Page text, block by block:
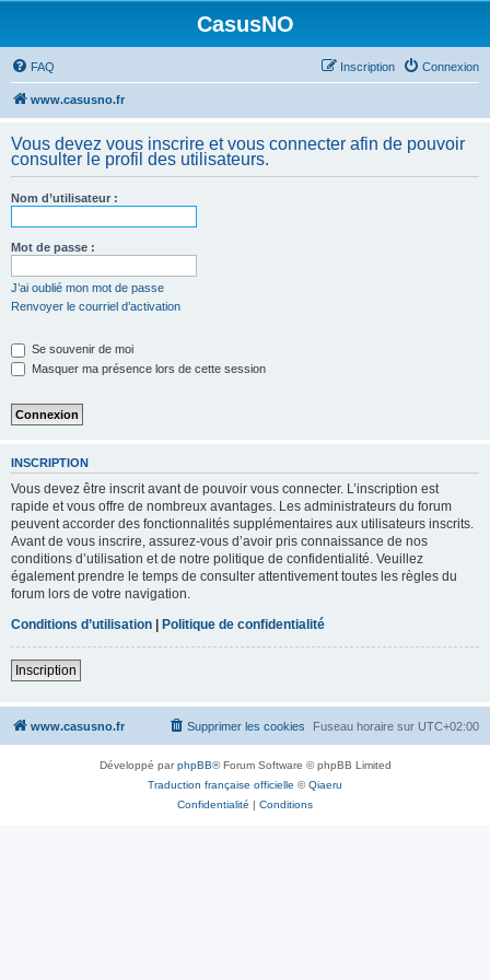
CasusNO
FAQ Connexion
Inscription
www.casusno.fr
Vous devez vous inscrire et vous connecter afin de pouvoir
consulter le profil des utilisateurs.
Nom d’utilisateur :
Mot de passe :
J’ai oublié mon mot de passe
Renvoyer le courriel d’activation
Se souvenir de moi
Masquer ma présence lors de cette session
INSCRIPTION
Vous devez être inscrit avant de pouvoir vous connecter. L’inscription est
rapide et vous offre de nombreux avantages. Les administrateurs du forum
peuvent accorder des fonctionnalités supplémentaires aux utilisateurs inscrits.
Avant de vous inscrire, assurez-vous d’avoir pris connaissance de nos
conditions d’utilisation et de notre politique de confidentialité. Veuillez
également prendre le temps de consulter attentivement toutes les règles du
forum lors de votre navigation.
Conditions d’utilisation | Politique de confidentialité
Inscription
www.casusno.fr Fuseau horaire sur UTC+02:00
Supprimer les cookies
Développé parphpBB® Forum Software © phpBB Limited
Traduction française officielle ©Qiaeru
Confidentialité | Conditions